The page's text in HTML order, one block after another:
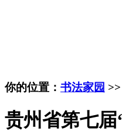
你的位置： 书法家园 >>
贵州省第七届